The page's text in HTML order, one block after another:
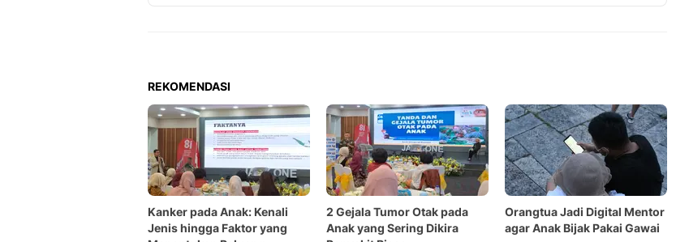
REKOMENDASI
Kanker pada Anak: Kenali
Jenis hingga Faktor yang
2 Gejala Tumor Otak pada
Anak yang Sering Dikira
Orangtua Jadi Digital Mentor
agar Anak Bijak Pakai Gawai